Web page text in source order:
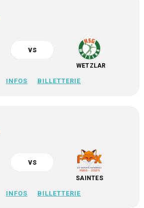
vs
WETZLAR
INFOS BILLETTERIE
vs
SAINTES
INFOS BILLETTERIE